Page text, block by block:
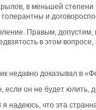
в меньшей
и
Правым,
в этом
недавно доказывал в
если он не будет юлить,
надеюсь, что эта